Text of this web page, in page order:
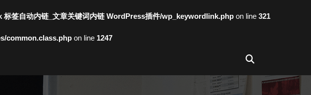
签自动内链_文章关键词内链 WordPress插件/wp_keywordlink.php on line 321
common.class.php on line 1247